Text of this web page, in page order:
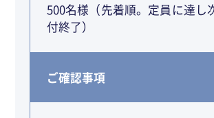
500名様（先着順。定員に達し
付終了）
ご確認事項